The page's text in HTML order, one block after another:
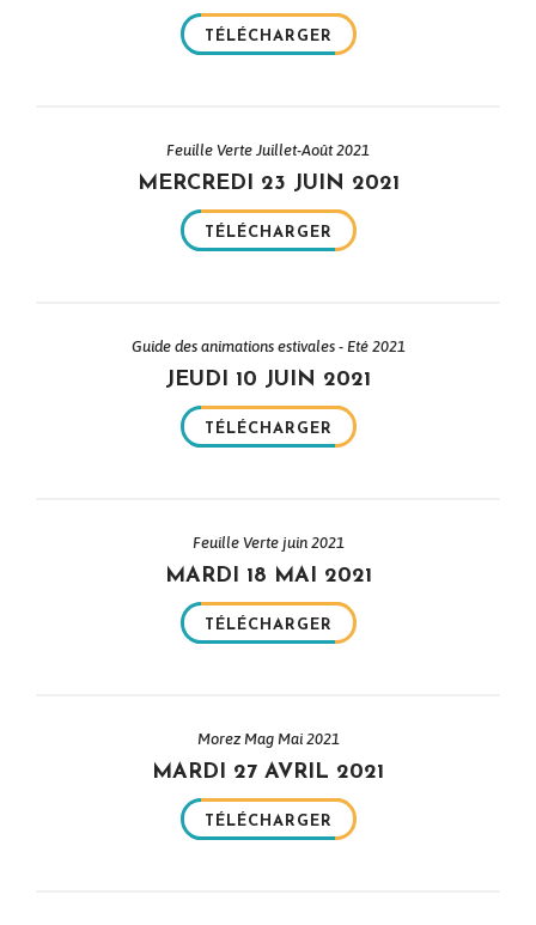
TÉLÉCHARGER
Feuille Verte Juillet-Août 2021
MERCREDI 23 JUIN 2021
TÉLÉCHARGER
Guide des animations estivales - Eté 2021
JEUDI 10 JUIN 2021
TÉLÉCHARGER
Feuille Verte juin 2021
MARDI 18 MAI 2021
TÉLÉCHARGER
Morez Mag Mai 2021
MARDI 27 AVRIL 2021
TÉLÉCHARGER